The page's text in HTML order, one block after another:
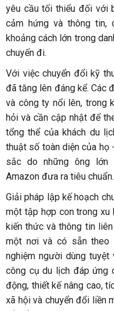
yêu cầu tối thiểu đối với
cảm hứng và thông
khoảng cách lớn trong
chuyến đi.
Với việc chuyển đổi kỹ
đã tăng lên đáng kể. Các
và công ty nổi lên, trong
hỏi và cần cập nhật để
tổng thể của khách du
thuật số toàn diện của
sắc do những ông lớn
Amazon đưa ra tiêu chuẩn.
Giải pháp lập kế hoạch
một tập hợp con trong xu
kiến thức và thông tin
một nơi và có sẵn theo
nghiệm người dùng
công cụ du lịch đáp ứng
động, thiết kế nâng cao,
xã hội và chuyển đổi liền